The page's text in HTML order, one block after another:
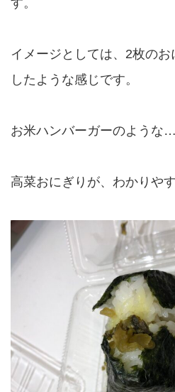
す。
イメージとしては、2枚の
したような感じです。
お米ハンバーガーのような…
高菜おにぎりが、わかりや